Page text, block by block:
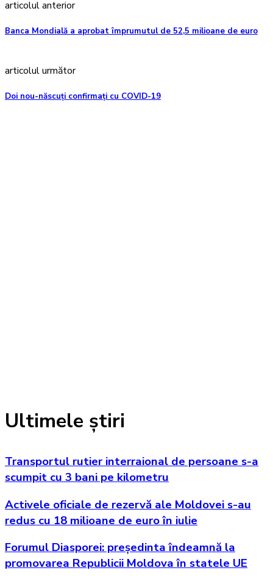
articolul anterior
Banca Mondială a aprobat împrumutul de 52,5 milioane de euro
articolul următor
Doi nou-născuți confirmați cu COVID-19
Ultimele știri
Transportul rutier interraional de persoane s-a
scumpit cu 3 bani pe kilometru
Activele oficiale de rezervă ale Moldovei s-au
redus cu 18 milioane de euro în iulie
Forumul Diasporei: președinta îndeamnă la
promovarea Republicii Moldova în statele UE